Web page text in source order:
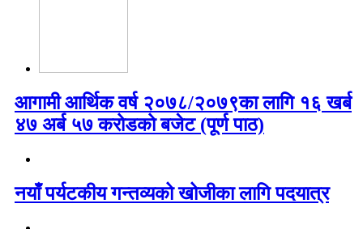
आगामी आर्थिक वर्ष २०७८/२०७९का लागि १६ खर्ब
४७ अर्ब ५७ करोडको बजेट (पूर्ण पाठ)
नयाँ पर्यटकीय गन्तव्यको खोजीका लागि पदयात्र